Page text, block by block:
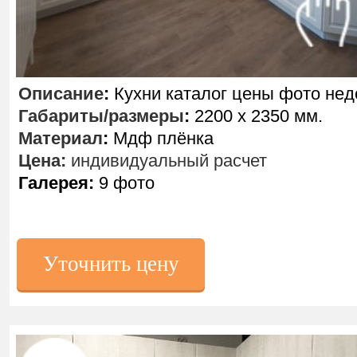
Описание: Кухни каталог цены фото
Габариты/размеры: 2200 х 2350 мм.
Материал: Мдф плёнка
Цена: индивидуальный расчет
Галерея: 9 фото
Уточнить цену